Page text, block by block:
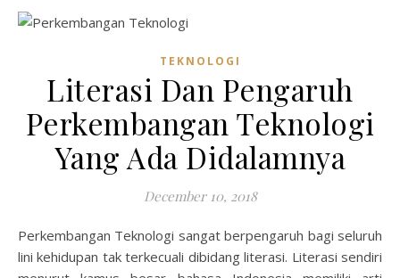
TEKNOLOGI
Literasi Dan Pengaruh
Perkembangan Teknologi
Yang Ada Didalamnya
December 10, 2018
Perkembangan Teknologi sangat berpengaruh bagi seluruh
lini kehidupan tak terkecuali dibidang literasi. Literasi sendiri